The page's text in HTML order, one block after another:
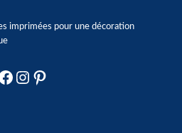
la
du
produit
imprimées pour une décoration
Instagram
Pinterest